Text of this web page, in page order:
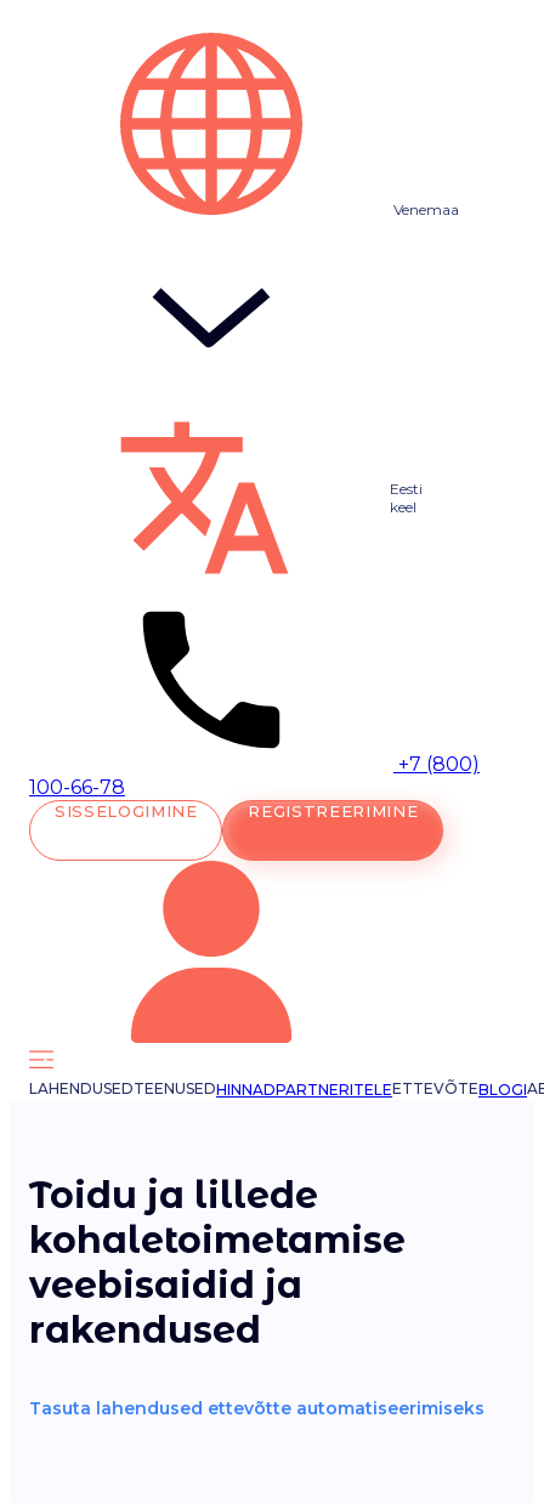
Venemaa
Eesti
keel
+7 (800)
100-66-78
SISSELOGIMINE REGISTREERIMINE
LAHENDUSEDTEENUSEDHINNADPARTNERITELEETTEVÕTEBLOGI
Toidu ja lillede
kohaletoimetamise
veebisaidid ja
rakendused
Tasuta lahendused ettevõtte automatiseerimiseks